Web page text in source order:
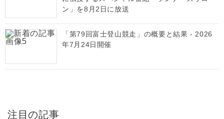
ン」を8月2日に放送
「第79回富士登山競走」の概要と結果 - 2026
年7月24日開催
注目の記事